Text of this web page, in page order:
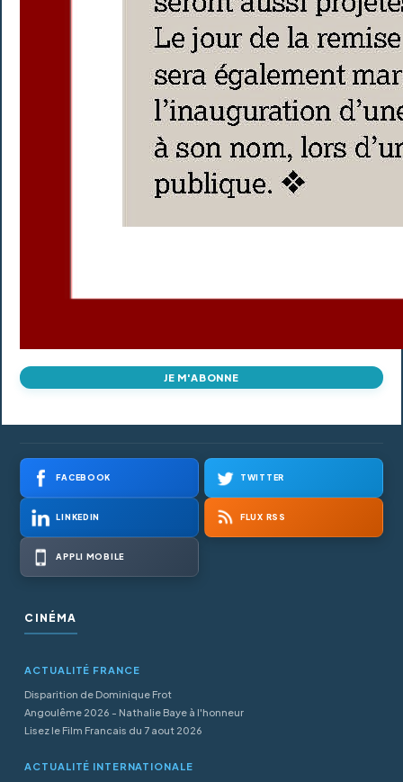
JE M'ABONNE
FACEBOOK TWITTER
LINKEDIN FLUX RSS
APPLI MOBILE
CINÉMA
ACTUALITÉ FRANCE
Disparition de Dominique Frot
Angoulême 2026 - Nathalie Baye à l'honneur
Lisez le Film Francais du 7 aout 2026
ACTUALITÉ INTERNATIONALE